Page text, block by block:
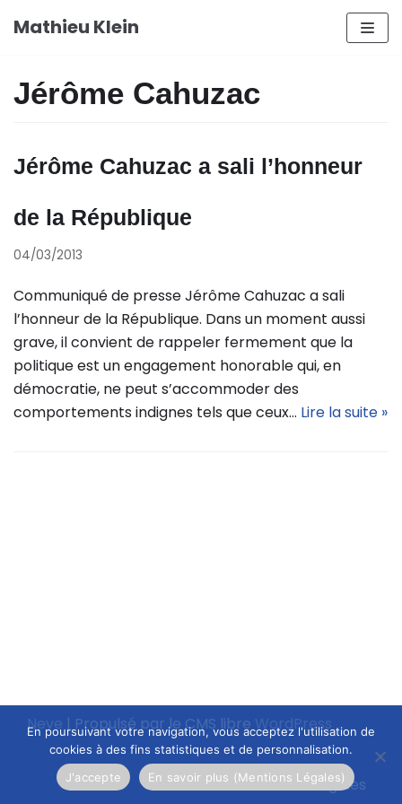
Aller
Mathieu Klein
Jérôme Cahuzac
Jérôme Cahuzac a sali l’honneur
de la République
04/03/2013
Communiqué de presse Jérôme Cahuzac a sali
l’honneur de la République. Dans un moment aussi
grave, il convient de rappeler fermement que la
politique est un engagement honorable qui, en
démocratie, ne peut s’accommoder des
comportements indignes tels que ceux… Lire la suite »
Neve | Propulsé par le CMS libre WordPress
Mentions légales
En poursuivant votre navigation, vous acceptez l'utilisation de
cookies à des fins statistiques et de personnalisation.
J'accepte
En savoir plus (Mentions Légales)